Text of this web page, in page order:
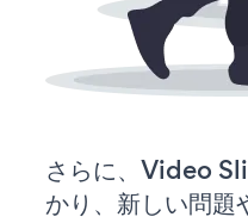
さらに、Video
かり、新しい問題